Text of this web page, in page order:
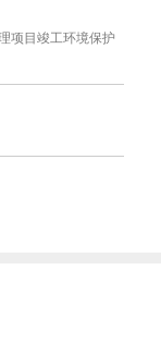
项目竣工环境保护